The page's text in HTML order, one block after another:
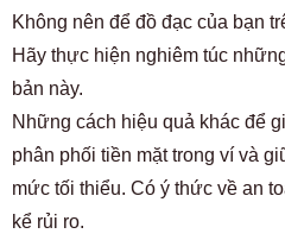
Không nên để đồ đạc của bạn
Hãy thực hiện nghiêm túc
bản này.
Những cách hiệu quả khác để
phân phối tiền mặt trong ví và
mức tối thiểu. Có ý thức về an
kể rủi ro.